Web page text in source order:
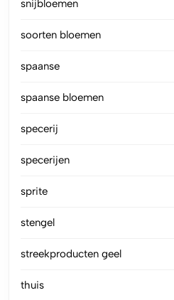
snijbloemen
soorten bloemen
spaanse
spaanse bloemen
specerij
specerijen
sprite
stengel
streekproducten geel
thuis